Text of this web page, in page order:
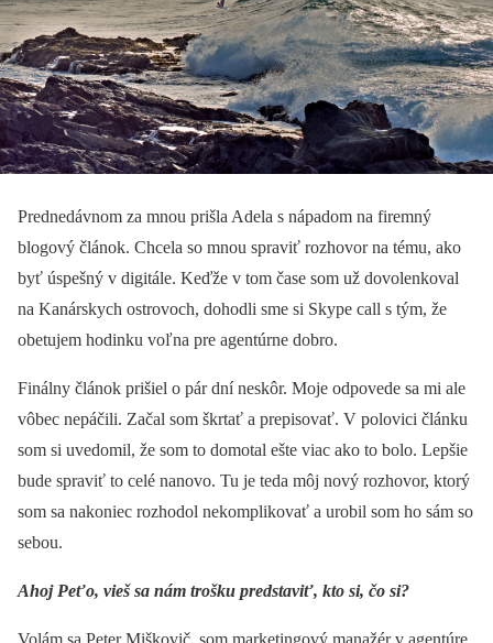
Prednedávnom za mnou prišla Adela s nápadom na firemný
blogový článok. Chcela so mnou spraviť rozhovor na tému, ako
byť úspešný v digitále. Keďže v tom čase som už dovolenkoval
na Kanárskych ostrovoch, dohodli sme si Skype call s tým, že
obetujem hodinku voľna pre agentúrne dobro.
Finálny článok prišiel o pár dní neskôr. Moje odpovede sa mi ale
vôbec nepáčili. Začal som škrtať a prepisovať. V polovici článku
som si uvedomil, že som to domotal ešte viac ako to bolo. Lepšie
bude spraviť to celé nanovo. Tu je teda môj nový rozhovor, ktorý
som sa nakoniec rozhodol nekomplikovať a urobil som ho sám so
sebou.
Ahoj Peťo, vieš sa nám trošku predstaviť, kto si, čo si?